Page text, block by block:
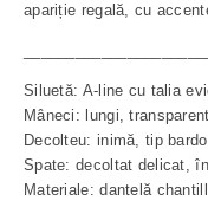
apariție regală, cu
Siluetă: A-line cu talia
Mâneci: lungi,
Decolteu: inimă, tip
Spate: decoltat delicat,
Materiale: dantelă